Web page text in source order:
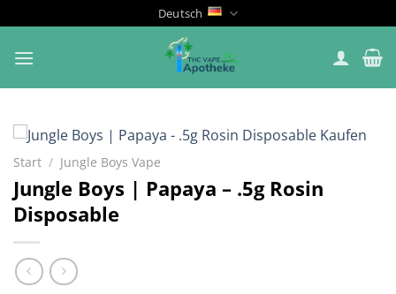
Inhalt
springen
Deutsch
Start / Jungle Boys Vape
Jungle Boys | Papaya – .5g Rosin
Disposable